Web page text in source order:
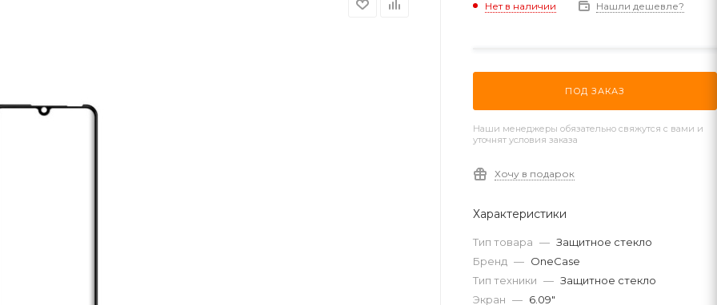
Нет в наличии Нашли дешевле?
ПОД ЗАКАЗ
Наши менеджеры обязательно свяжутся с вами и
уточнят условия заказа
Хочу в подарок
Характеристики
Тип товара — Защитное стекло
Бренд — OneCase
Тип техники — Защитное стекло
Экран — 6.09"